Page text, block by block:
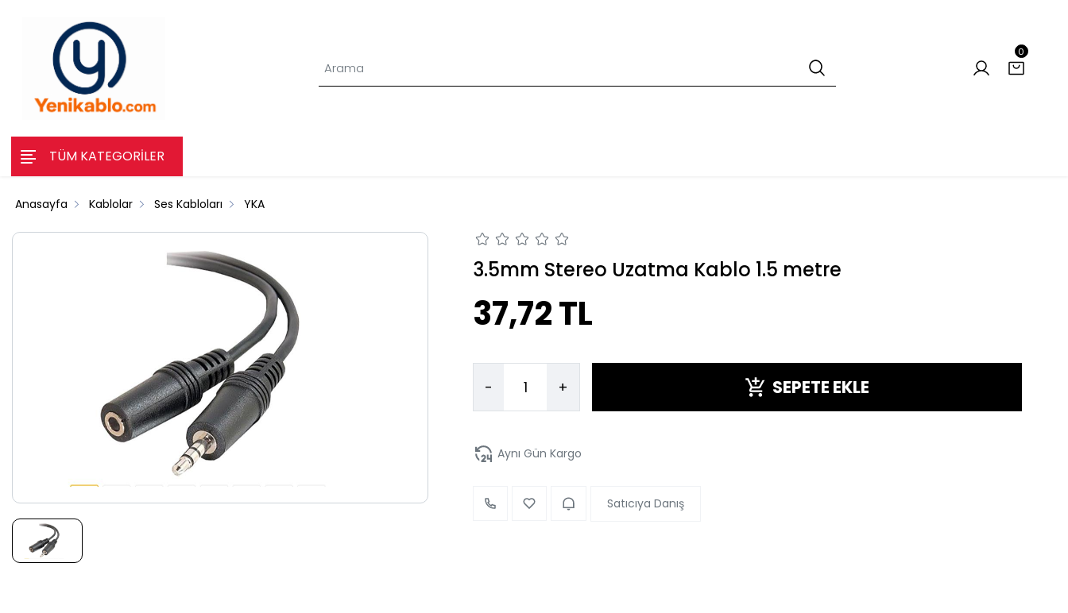
0
TÜM KATEGORİLER
Anasayfa Kablolar Ses Kabloları YKA
3.5mm Stereo Uzatma Kablo 1.5 metre
37,72 TL
- + SEPETE EKLE
Aynı Gün Kargo
Satıcıya Danış